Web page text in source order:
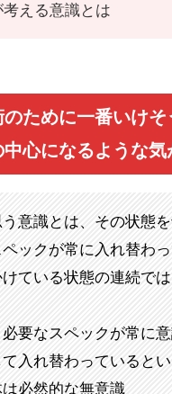
考える意識とは
のために一番いけそ
中心になるような気
う意識とは、その状態
ックが常に入れ替わ
ている状態の連続で
要なスペックが常に
入れ替わっていると
必然的な無意識